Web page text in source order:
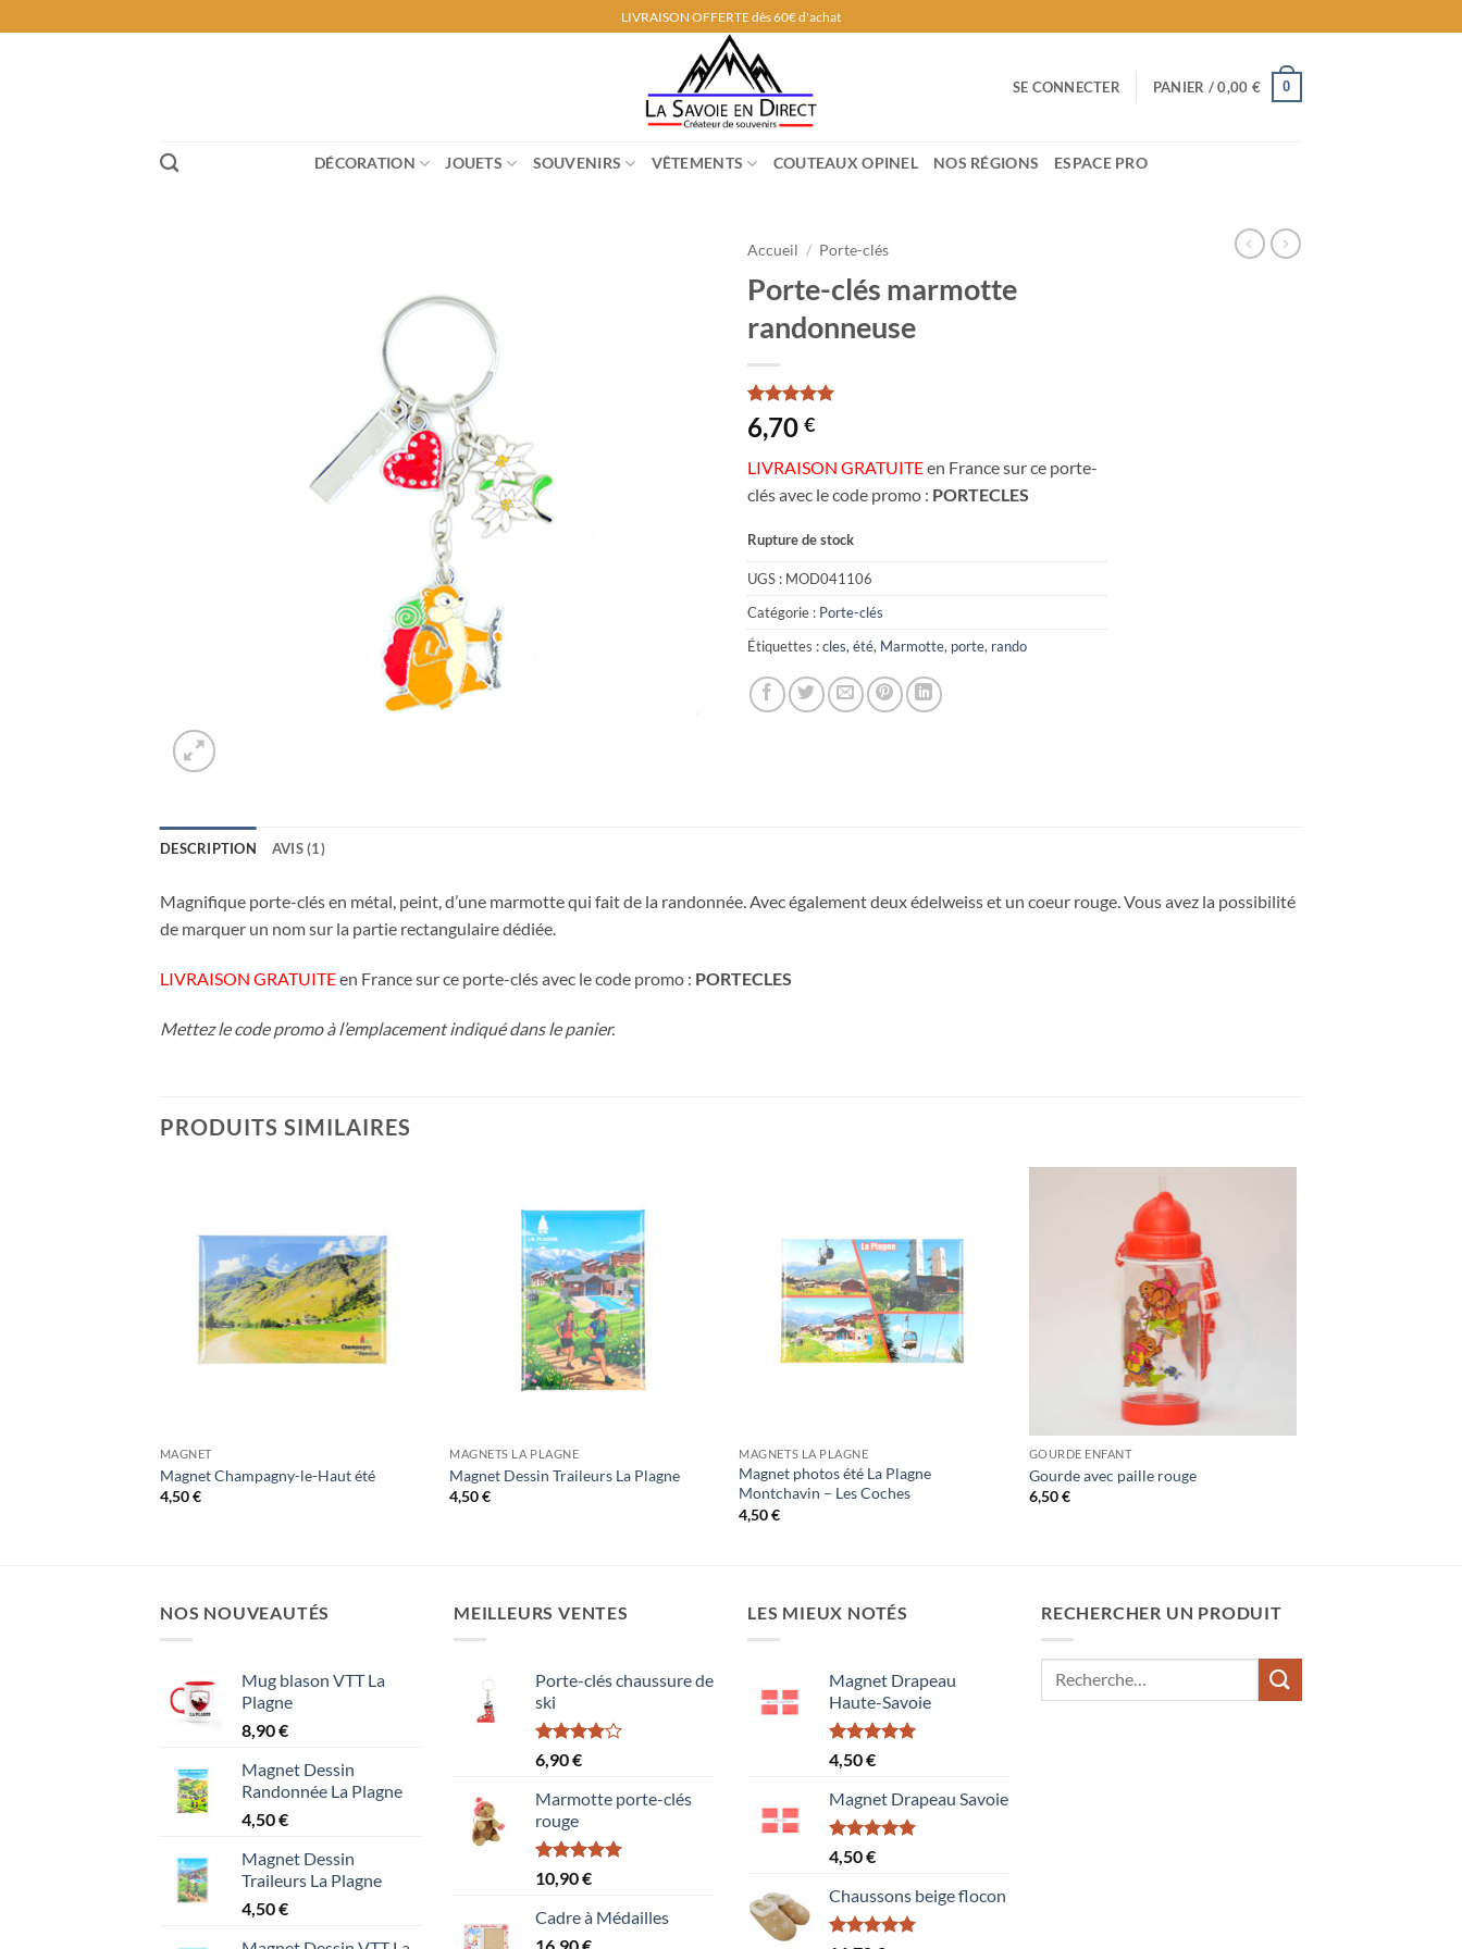
au
LIVRAISON OFFERTE dès 60€ d'achat
SE CONNECTER PANIER /0,00 € 0
DÉCORATION JOUETS SOUVENIRS VÊTEMENTS COUTEAUX OPINEL NOS RÉGIONS ESPACE PRO
Accueil / Porte-clés
Porte-clés marmotte
randonneuse
Noté5 sur
5 basé sur
1
client
6,70 €
LIVRAISON GRATUITEen France sur ce porte-
clés avec le code promo : PORTECLES
Rupture de stock
UGS : MOD041106
Catégorie : Porte-clés
Étiquettes :cles,été, Marmotte, porte, rando
DESCRIPTION AVIS (1)
Magnifique porte-clés en métal, peint, d’une marmotte qui fait de la randonnée. Avec également deux édelweiss et un coeur rouge. Vous avez la possibilité
de marquer un nom sur la partie rectangulaire dédiée.
LIVRAISON GRATUITEen France sur ce porte-clés avec le code promo : PORTECLES
Mettez le code promo à l’emplacement indiqué dans le panier.
PRODUITS SIMILAIRES
MAGNET
Magnet Champagny-le-Haut été
4,50€
MAGNETS LA PLAGNE
Magnet Dessin Traileurs La Plagne
4,50€
MAGNETS LA PLAGNE
Magnet photos été La Plagne
Montchavin – Les Coches
4,50€
GOURDE ENFANT
Gourde avec paille rouge
6,50€
NOS NOUVEAUTÉS
Mug blason VTT La
Plagne
8,90€
Magnet Dessin
Randonnée La Plagne
4,50€
Magnet Dessin
Traileurs La Plagne
4,50€
MEILLEURS VENTES
Porte-clés chaussure de
ski
Note
4.00
5
6,90€
Marmotte porte-clés
rouge
Note5.00
sur 5
10,90€
Cadre à Médailles
LES MIEUX NOTÉS
Magnet Drapeau
Haute-Savoie
Note5.00
sur 5
4,50€
Magnet Drapeau Savoie
Note5.00
sur 5
4,50€
Chaussons beige flocon
RECHERCHER UN PRODUIT
Recherche